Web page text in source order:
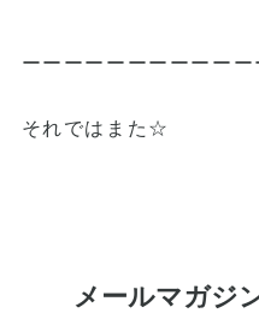
ーーーーーーーーーー
それではまた☆
メールマガジ